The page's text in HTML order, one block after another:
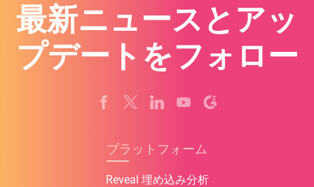
e
c
t
e
最新ニュースとアッ
プデートをフォロー
プラットフォーム
Reveal 埋め込み分析